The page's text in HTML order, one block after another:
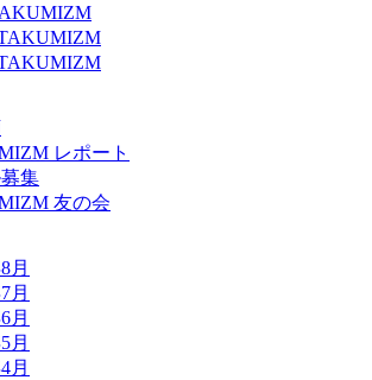
レポート
集
友の会
月
月
月
月
月